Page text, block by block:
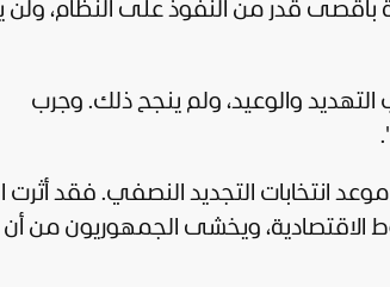
بأقصى قدر من النفوذ على النظام، ولن
التهديد والوعيد، ولم ينجح ذلك. وجرب
موعد انتخابات التجديد النصفي. فقد أثرت
الاقتصادية، ويخشى الجمهوريون من أن